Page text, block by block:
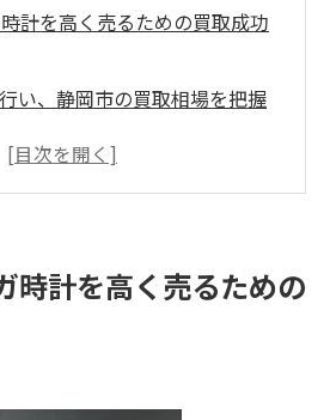
計を高く売るための買取成功
い、静岡市の買取相場を把握
の選び方とその比較ポイント
メガ時計買取におけるタイミ
の流れを理解し、スムーズな
時計を高く売るための